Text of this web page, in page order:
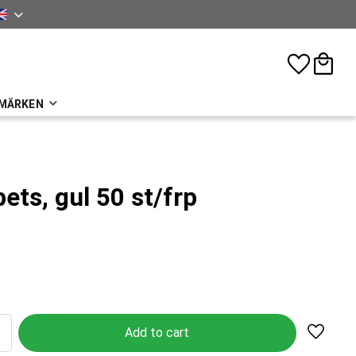
Favorites
Basket
gul 50 st/frp
Add to